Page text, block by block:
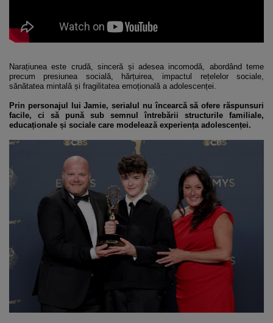
Narațiunea este crudă, sinceră și adesea incomodă, abordând teme
precum presiunea socială, hărțuirea, impactul rețelelor sociale,
sănătatea mintală și fragilitatea emoțională a adolescenței.
Prin personajul lui Jamie, serialul nu încearcă să ofere răspunsuri
facile, ci să pună sub semnul întrebării structurile familiale,
educaționale și sociale care modelează experiența adolescenței.